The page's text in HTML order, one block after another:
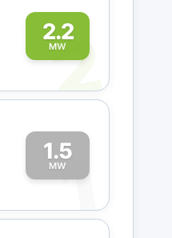
2.2
MW
2
1.5
MW
1